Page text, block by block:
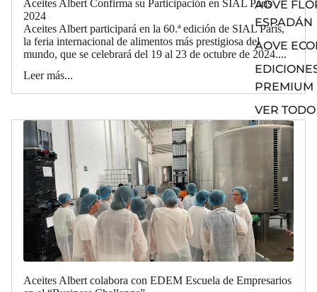
AOVE
ESPADÁN
AOVE
PREMIUM
VER TODO
Aceites Albert Confirma su Participación en SIAL París
2024
Aceites Albert participará en la 60.ª edición de SIAL París,
la feria internacional de alimentos más prestigiosa del
mundo, que se celebrará del 19 al 23 de octubre de 2024....
Leer más...
Aceites Albert colabora con EDEM Escuela de Empresarios